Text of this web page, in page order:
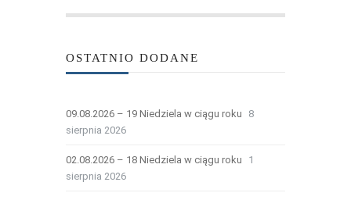
OSTATNIO DODANE
09.08.2026 – 19 Niedziela w ciągu roku
8
sierpnia 2026
02.08.2026 – 18 Niedziela w ciągu roku
1
sierpnia 2026